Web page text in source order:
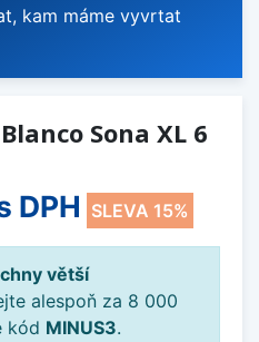
kam máme vyvrtat
Sona XL 6
DPH SLEVA 15%
větší
alespoň za 8 000
kód MINUS3.